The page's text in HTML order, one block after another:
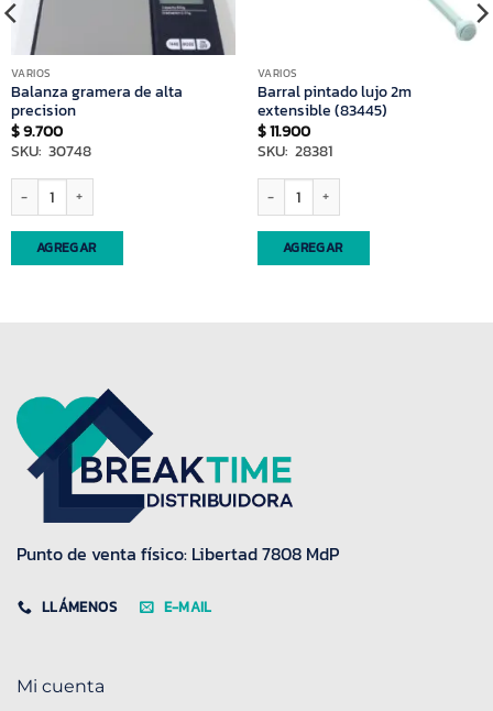
VARIOS
Balanza gramera de alta
precision
$9.700
SKU: 30748
AGREGAR
VARIOS
Barral pintado lujo 2m
extensible (83445)
$11.900
SKU: 28381
AGREGAR
Punto de venta físico: Libertad 7808 MdP
LLÁMENOS E-MAIL
Mi cuenta